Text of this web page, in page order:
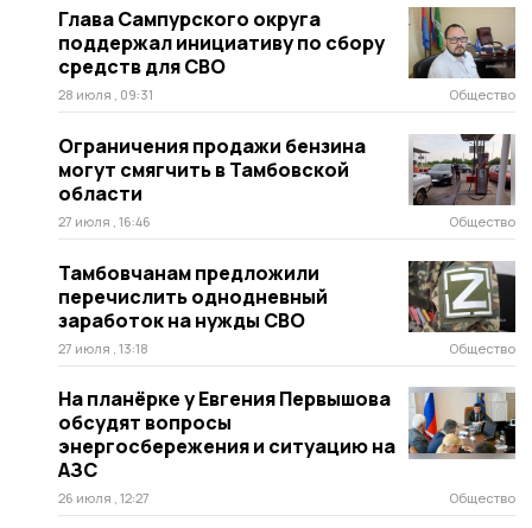
Глава Сампурского округа
поддержал инициативу по сбору
средств для СВО
28 июля , 09:31 Общество
Ограничения продажи бензина
могут смягчить в Тамбовской
области
27 июля , 16:46 Общество
Тамбовчанам предложили
перечислить однодневный
заработок на нужды СВО
27 июля , 13:18 Общество
На планёрке у Евгения Первышова
обсудят вопросы
энергосбережения и ситуацию на
АЗС
26 июля , 12:27 Общество